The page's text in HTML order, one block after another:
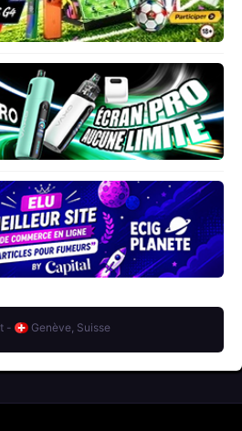
- Genève, Suisse